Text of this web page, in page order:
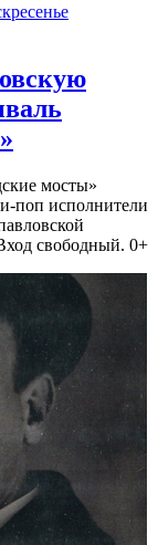
мосты»
поп исполнители
свободный. 0+